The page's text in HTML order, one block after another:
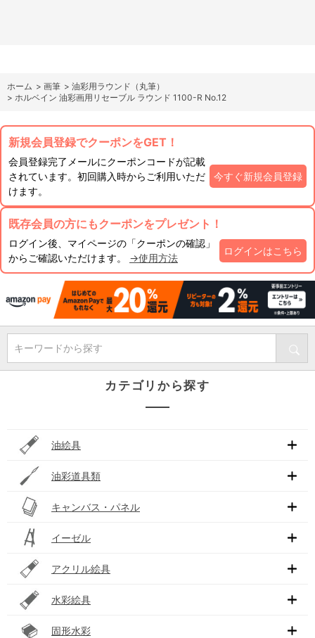
ホーム > 画筆 > 油彩用ラウンド（丸筆）
> ホルベイン 油彩画用リセーブル ラウンド 1100-R No.12
新規会員登録でクーポンをGET！
会員登録完了メールにクーポンコードが記載
されています。初回購入時からご利用いただ
けます。
今すぐ新規会員登録
既存会員の方にもクーポンをプレゼント！
ログイン後、マイページの「クーポンの確認」
からご確認いただけます。 →使用方法
ログインはこちら
キーワードから探す
カテゴリから探す
油絵具
油彩道具類
キャンバス・パネル
イーゼル
アクリル絵具
水彩絵具
固形水彩